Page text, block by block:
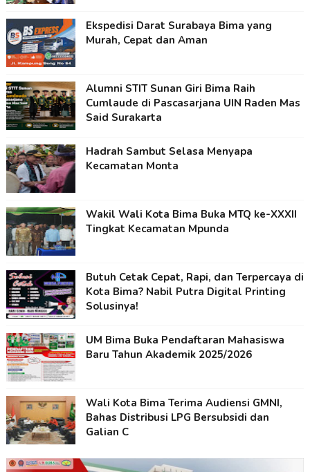
Ekspedisi Darat Surabaya Bima yang
Murah, Cepat dan Aman
Alumni STIT Sunan Giri Bima Raih
Cumlaude di Pascasarjana UIN Raden Mas
Said Surakarta
Hadrah Sambut Selasa Menyapa
Kecamatan Monta
Wakil Wali Kota Bima Buka MTQ ke-XXXII
Tingkat Kecamatan Mpunda
Butuh Cetak Cepat, Rapi, dan Terpercaya di
Kota Bima? Nabil Putra Digital Printing
Solusinya!
UM Bima Buka Pendaftaran Mahasiswa
Baru Tahun Akademik 2025/2026
Wali Kota Bima Terima Audiensi GMNI,
Bahas Distribusi LPG Bersubsidi dan
Galian C